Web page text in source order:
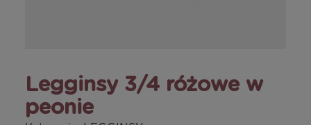
Legginsy 3/4 różowe w
peonie